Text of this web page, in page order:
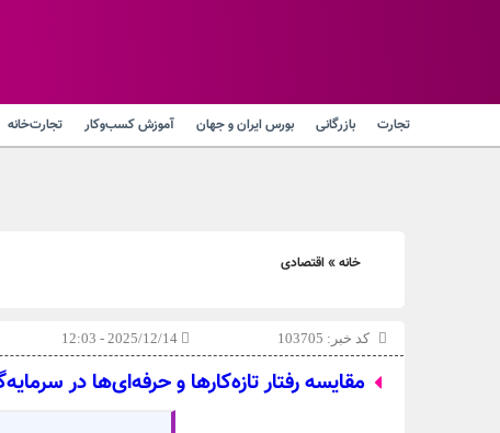
تجارت بازرگانی بورس ایران و جهان آموزش کسب‌وکار تجارت‌خانه
خانه»اقتصادی
کد خبر: 103705
مقایسه رفتار تازه‌کارها و حرفه‌ای‌ها در